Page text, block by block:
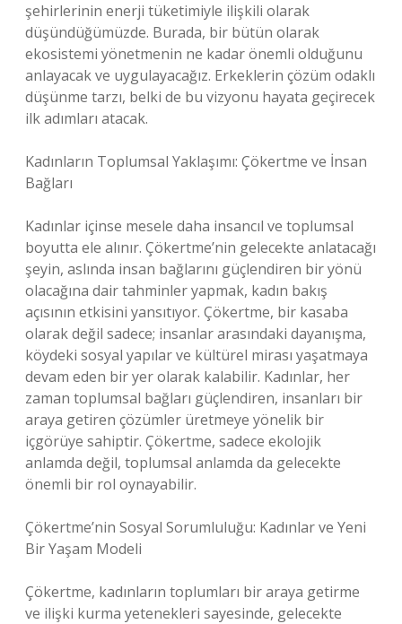
şehirlerinin enerji tüketimiyle ilişkili olarak
düşündüğümüzde. Burada, bir bütün olarak
ekosistemi yönetmenin ne kadar önemli olduğunu
anlayacak ve uygulayacağız. Erkeklerin çözüm odaklı
düşünme tarzı, belki de bu vizyonu hayata geçirecek
ilk adımları atacak.
Kadınların Toplumsal Yaklaşımı: Çökertme ve İnsan
Bağları
Kadınlar içinse mesele daha insancıl ve toplumsal
boyutta ele alınır. Çökertme’nin gelecekte anlatacağı
şeyin, aslında insan bağlarını güçlendiren bir yönü
olacağına dair tahminler yapmak, kadın bakış
açısının etkisini yansıtıyor. Çökertme, bir kasaba
olarak değil sadece; insanlar arasındaki dayanışma,
köydeki sosyal yapılar ve kültürel mirası yaşatmaya
devam eden bir yer olarak kalabilir. Kadınlar, her
zaman toplumsal bağları güçlendiren, insanları bir
araya getiren çözümler üretmeye yönelik bir
içgörüye sahiptir. Çökertme, sadece ekolojik
anlamda değil, toplumsal anlamda da gelecekte
önemli bir rol oynayabilir.
Çökertme’nin Sosyal Sorumluluğu: Kadınlar ve Yeni
Bir Yaşam Modeli
Çökertme, kadınların toplumları bir araya getirme
ve ilişki kurma yetenekleri sayesinde, gelecekte